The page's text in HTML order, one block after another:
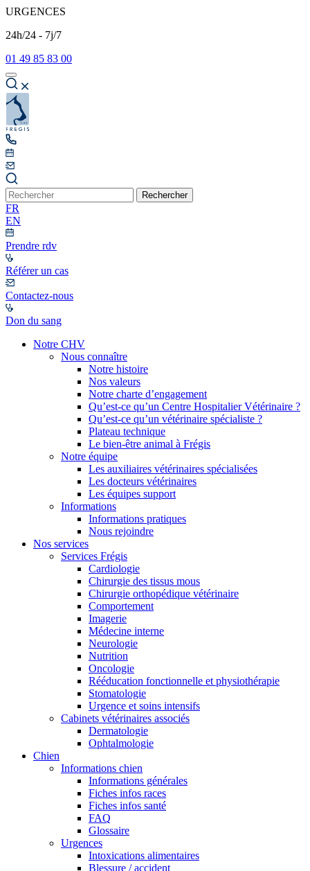
URGENCES
24h/24 - 7j/7
01 49 85 83 00
Rechercher
FR
EN
Prendre rdv
Référer un cas
Contactez-nous
Don du sang
Notre CHV
Nous connaître
Notre histoire
Nos valeurs
Notre charte d’engagement
Qu’est-ce qu’un Centre Hospitalier Vétérinaire ?
Qu’est-ce qu’un vétérinaire spécialiste ?
Plateau technique
Le bien-être animal à Frégis
Notre équipe
Les auxiliaires vétérinaires spécialisées
Les docteurs vétérinaires
Les équipes support
Informations
Informations pratiques
Nous rejoindre
Nos services
Services Frégis
Cardiologie
Chirurgie des tissus mous
Chirurgie orthopédique vétérinaire
Comportement
Imagerie
Médecine interne
Neurologie
Nutrition
Oncologie
Rééducation fonctionnelle et physiothérapie
Stomatologie
Urgence et soins intensifs
Cabinets vétérinaires associés
Dermatologie
Ophtalmologie
Chien
Informations chien
Informations générales
Fiches infos races
Fiches infos santé
FAQ
Glossaire
Urgences
Intoxications alimentaires
Blessure / accident